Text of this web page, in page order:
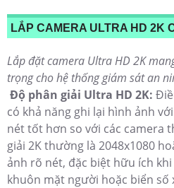
LẮP CAMERA ULTRA HD 2K
Lắp đặt camera Ultra HD 2K
trọng cho hệ thống giám sát an
Độ phân giải Ultra HD 2K:
có khả năng ghi lại hình ảnh
nét tốt hơn so với các camera
giải 2K thường là 2048x1080
ảnh rõ nét, đặc biệt hữu ích
khuôn mặt người hoặc biển số